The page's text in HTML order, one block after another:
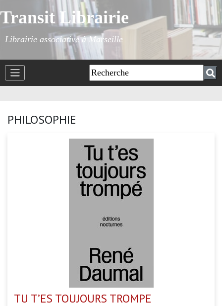
Transit Librairie
Librairie associative à Marseille
PHILOSOPHIE
TU T’ES TOUJOURS TROMPE